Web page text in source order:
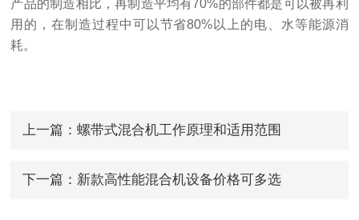
产品的制造相比，再制造平均有70%的部件都是可以被再利
用的，在制造过程中可以节省80%以上的电、水等能源消
耗。
上一篇： 螺带式混合机工作原理和适用范围
下一篇： 新款高性能混合机设备价格可多选